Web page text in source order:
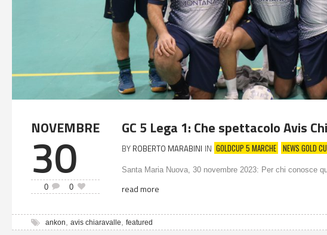
NOVEMBRE
30
0 0
GC 5 Lega 1: Che spettacolo Avis
BY ROBERTO MARABINI IN GOLDCUP 5 MARCHE NEWS GOLD
Santa Maria Nuova, 30 novembre 2023: Per chi conosce
read more
ankon avis chiaravalle featured